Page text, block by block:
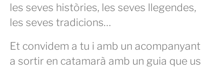
les seves històries, les seves llegendes,
les seves tradicions…
Et convidem a tu i amb un acompanyant
a sortir en catamarà amb un guia que us